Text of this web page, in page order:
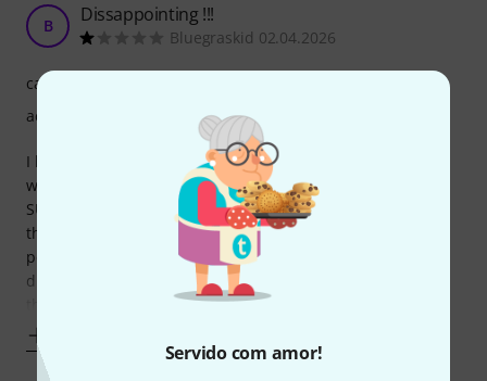
Servido com amor!
B Dissappointing !!!
Bluegraskid 02.04.2026
I bought this thinking it was amazing and trusting that it
won't suck my original guitar tone, but sadly it really DOES
SUCK your tone so much, if you plug your guitar straight to
the amp you get the full tone but when you go trough this
pedal you loose lots of HIGHS and even a bit of volume, the
difference is very noticeable and unacceptable specially at
características
acabamento